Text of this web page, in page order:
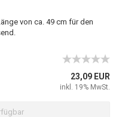
von ca. 49 cm für den
23,09 EUR
inkl. 19% MwSt.